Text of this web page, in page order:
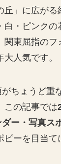
丘」に広がる
白・ピンクの
関東屈指のフ
人気です。
ちょうど重
この記事では
ー・写真ス
ピーを目当て